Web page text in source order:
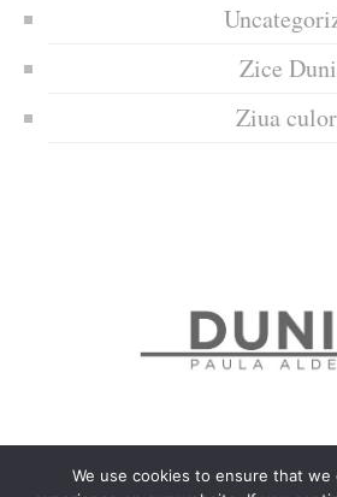
Zice
Ziua
We use cookies to ensure that